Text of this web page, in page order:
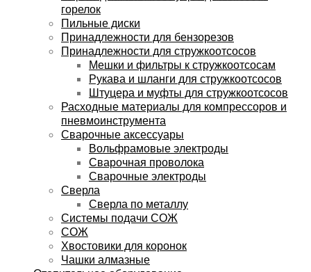
горелок
Пильные диски
Принадлежности для бензорезов
Принадлежности для стружкоотсосов
Мешки и фильтры к стружкоотсосам
Рукава и шланги для стружкоотсосов
Штуцера и муфты для стружкоотсосов
Расходные материалы для компрессоров и
пневмоинструмента
Сварочные аксессуары
Вольфрамовые электроды
Сварочная проволока
Сварочные электроды
Сверла
Сверла по металлу
Системы подачи СОЖ
СОЖ
Хвостовики для коронок
Чашки алмазные